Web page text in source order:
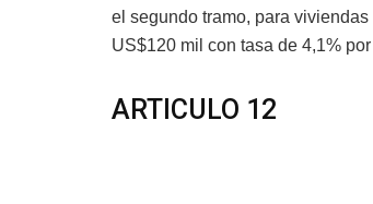
el segundo tramo, para
US$120 mil con tasa de 4,1%
ARTICULO 12